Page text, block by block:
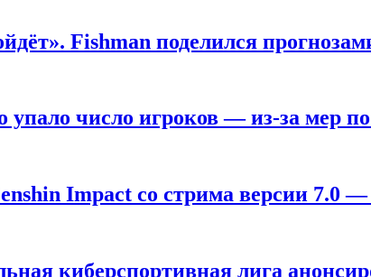
Fishman поделился
упало число игроков — из-за мер
Impact со стрима версии 7.0 —
киберспортивная лига